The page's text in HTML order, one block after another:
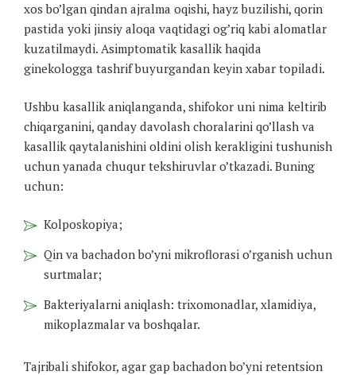
xos bo’lgan qindan ajralma oqishi, hayz buzilishi, qorin
pastida yoki jinsiy aloqa vaqtidagi og’riq kabi alomatlar
kuzatilmaydi. Asimptomatik kasallik haqida
ginekologga tashrif buyurgandan keyin xabar topiladi.
Ushbu kasallik aniqlanganda, shifokor uni nima keltirib
chiqarganini, qanday davolash choralarini qo’llash va
kasallik qaytalanishini oldini olish kerakligini tushunish
uchun yanada chuqur tekshiruvlar o’tkazadi. Buning
uchun:
Kolposkopiya;
Qin va bachadon bo’yni mikroflorasi o’rganish uchun
surtmalar;
Bakteriyalarni aniqlash: trixomonadlar, xlamidiya,
mikoplazmalar va boshqalar.
Tajribali shifokor, agar gap bachadon bo’yni retentsion